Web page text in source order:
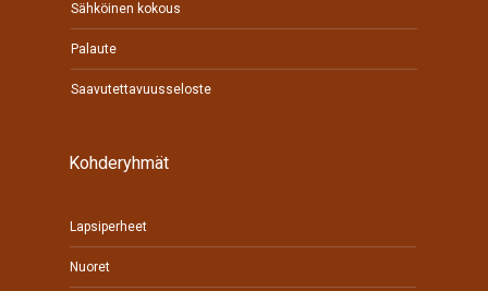
Sähköinen kokous
Palaute
Saavutettavuusseloste
Kohderyhmät
Lapsiperheet
Nuoret